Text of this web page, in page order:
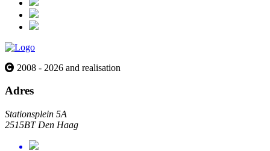
2008 - 2026 and realisation
Adres
Stationsplein 5A
2515BT Den Haag